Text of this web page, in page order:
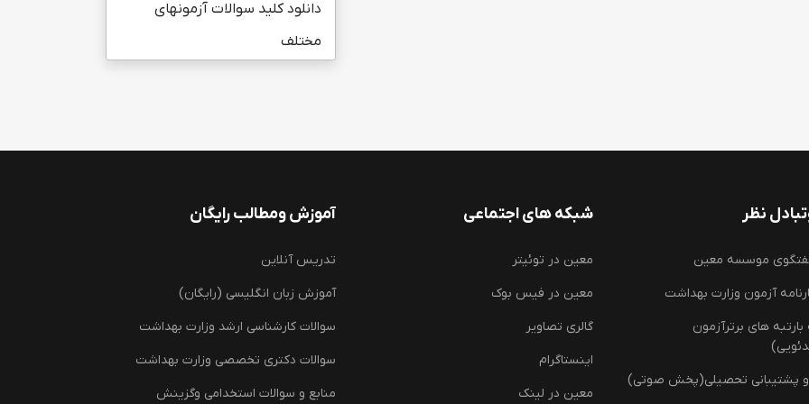
دانلود کلید سوالات آزمونهای
مختلف
نظر
موسسه معین
آزمون وزارت بهداشت
های برترآزمون
و پشتیبانی تحصیلی(پخش صوتی)
شبکه های اجتماعی
معین در توئیتر
معین در فیس بوک
گالری تصاویر
اینستاگرام
معین در لینک
آموزش ومطالب رایگان
تدریس آنلاین
آموزش زبان انگلیسی (رایگان)
سوالات کارشناسی ارشد وزارت بهداشت
سوالات دکتری تخصصی وزارت بهداشت
منابع و سوالات استخدامی وگزینش